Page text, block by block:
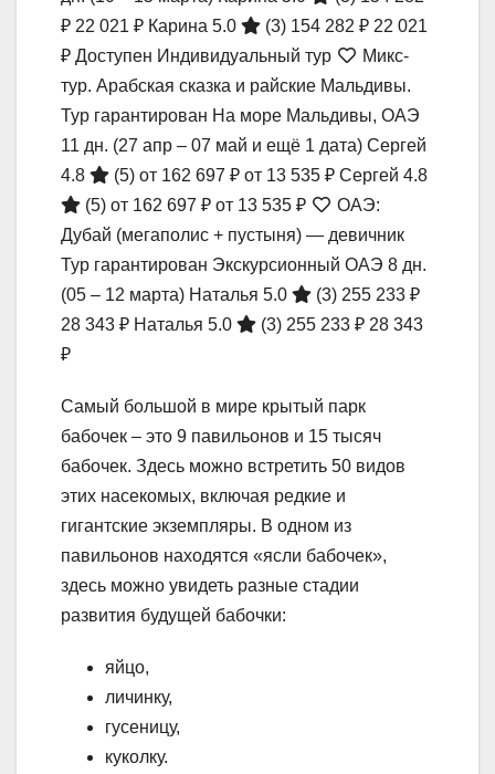
₽ 22 021 ₽ Карина 5.0 (3) 154 282 ₽ 22 021
₽ Доступен Индивидуальный тур
Микс-
тур. Арабская сказка и райские Мальдивы.
Тур гарантирован На море Мальдивы, ОАЭ
11 дн. (27 апр – 07 май и ещё 1 дата) Сергей
4.8
(5) от 162 697 ₽ от 13 535 ₽ Сергей 4.8
(5) от 162 697 ₽ от 13 535 ₽
ОАЭ:
Дубай (мегаполис + пустыня) — девичник
Тур гарантирован Экскурсионный ОАЭ 8 дн.
(05 – 12 марта) Наталья 5.0 (3) 255 233 ₽
28 343 ₽ Наталья 5.0 (3) 255 233 ₽ 28 343
₽
Самый большой в мире крытый парк
бабочек – это 9 павильонов и 15 тысяч
бабочек. Здесь можно встретить 50 видов
этих насекомых, включая редкие и
гигантские экземпляры. В одном из
павильонов находятся «ясли бабочек»,
здесь можно увидеть разные стадии
развития будущей бабочки:
яйцо,
личинку,
гусеницу,
куколку.